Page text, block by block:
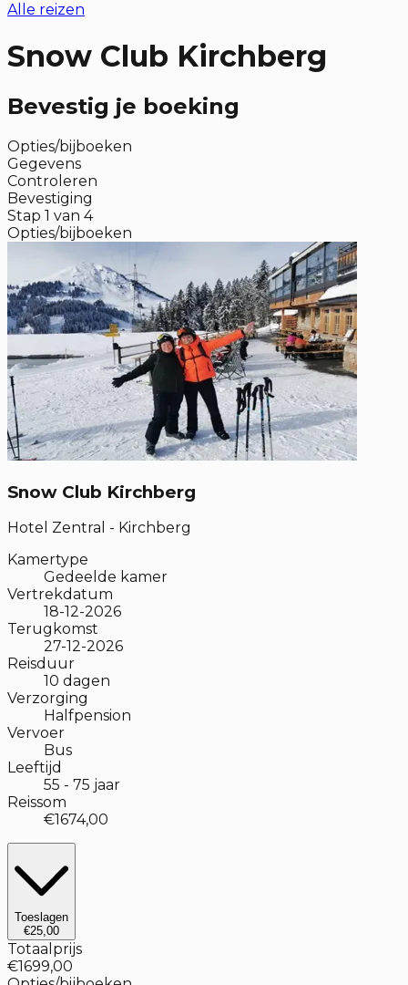
Alle reizen
Snow Club Kirchberg
Bevestig je boeking
Opties/bijboeken
Gegevens
Controleren
Bevestiging
Stap 1 van 4
Opties/bijboeken
Snow Club Kirchberg
Hotel Zentral - Kirchberg
Kamertype
Gedeelde kamer
Vertrekdatum
18-12-2026
Terugkomst
27-12-2026
Reisduur
10 dagen
Verzorging
Halfpension
Vervoer
Bus
Leeftijd
55 - 75 jaar
Reissom
€1674,00
Toeslagen
€25,00
Totaalprijs
€1699,00